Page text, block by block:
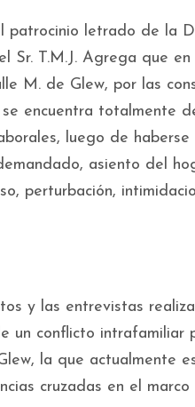
patrocinio letrado de la
Sr. T.M.J. Agrega que
M. de Glew, por las
encuentra totalmente
luego de
asiento del
perturbación,
y las entrevistas
un conflicto intrafamiliar
la que actualmente
cruzadas en el